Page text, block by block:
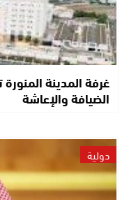
غرفة المدينة
الضيافة والإعاشة
دولية